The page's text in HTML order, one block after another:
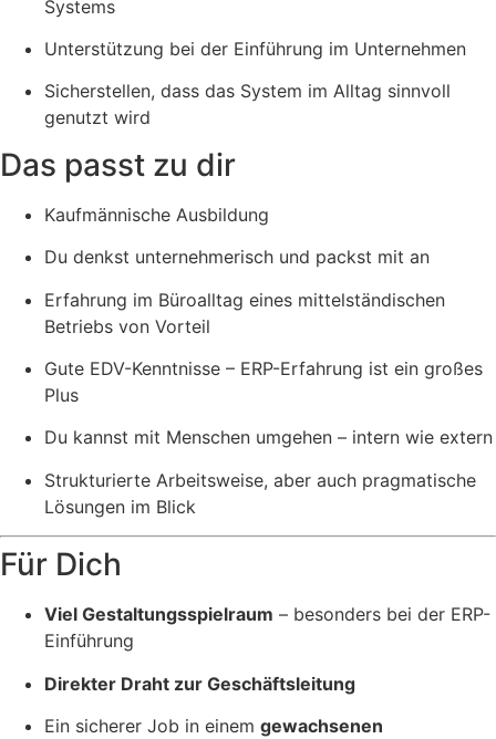
Systems
Unterstützung bei der Einführung im Unternehmen
Sicherstellen, dass das System im Alltag sinnvoll
genutzt wird
Das passt zu dir
Kaufmännische Ausbildung
Du denkst unternehmerisch und packst mit an
Erfahrung im Büroalltag eines mittelständischen
Betriebs von Vorteil
Gute EDV-Kenntnisse – ERP-Erfahrung ist ein großes
Plus
Du kannst mit Menschen umgehen – intern wie extern
Strukturierte Arbeitsweise, aber auch pragmatische
Lösungen im Blick
Für Dich
Viel Gestaltungsspielraum – besonders bei der ERP-
Einführung
Direkter Draht zur Geschäftsleitung
Ein sicherer Job in einem gewachsenen